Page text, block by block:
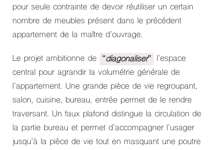
pour seule contrainte de devoir réutiliser un certain
nombre de meubles présent dans le précédent
appartement de la maître d’ouvrage.
Le projet ambitionne de “diagonaliser” l’espace
central pour agrandir la volumétrie générale de
l’appartement. Une grande pièce de vie regroupant,
salon, cuisine, bureau, entrée permet de le rendre
traversant. Un faux plafond distingue la circulation de
la partie bureau et permet d’accompagner l’usager
jusqu’à la pièce de vie tout en masquant une poutre